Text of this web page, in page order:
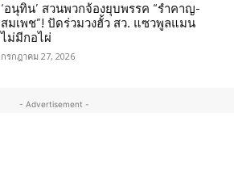
‘อนุทิน’ สวนพวกจ้องยุบพรรค “รำคาญ-
สมเพช”! ปัดร่วมวงฮั้ว สว. แซวพูลแมน
ไม่มีกอไผ่
กรกฎาคม 27, 2026
- Advertisement -